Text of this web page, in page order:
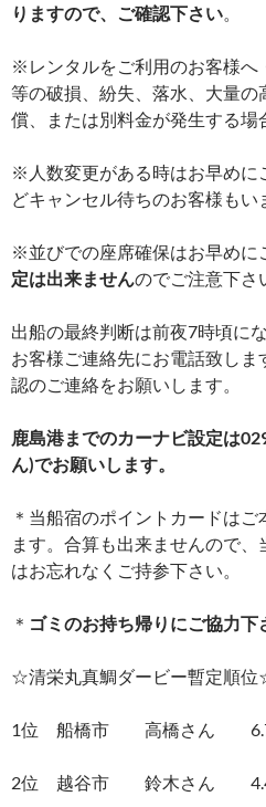
りますので、ご確認下さい。
※レンタルをご利用のお客様へ
等の破損、紛失、落水、大量
償、または別料金が発生する場
※人数変更がある時はお早めに
どキャンセル待ちのお客様もい
※並びでの座席確保はお早めに
定は出来ませんのでご注意下さ
出船の最終判断は前夜7時頃に
お客様ご連絡先にお電話致し
認のご連絡をお願いします。
鹿島港までのカーナビ設定は
ん)でお願いします。
＊当船宿のポイントカードは
ます。合算も出来ませんので
はお忘れなくご持参下さい。
＊ ゴミのお持ち帰りにご協力下
☆清栄丸真鯛ダービー暫定順
1位 船橋市 高橋さん
2位 越谷市 鈴木さん